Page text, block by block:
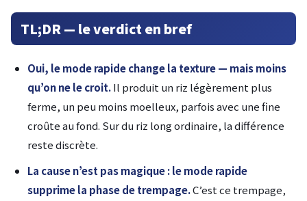
TL;DR — le verdict en bref
Oui, le mode rapide change la texture — mais moins
qu’on ne le croit.Il produit un riz légèrement plus
ferme, un peu moins moelleux, parfois avec une fine
croûte au fond. Sur du riz long ordinaire, la différence
reste discrète.
La cause n’est pas magique : le mode rapide
supprime la phase de trempage.C’est ce trempage,